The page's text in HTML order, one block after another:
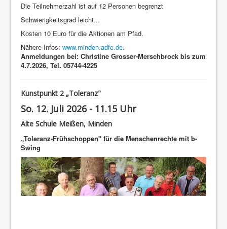
Die Teilnehmerzahl ist auf 12 Personen begrenzt
Schwierigkeitsgrad leicht...
Kosten 10 Euro für die Aktionen am Pfad.
Nähere Infos: www.minden.adfc.de.
Anmeldungen bei: Christine Grosser-Merschbrock bis zum
4.7.2026, Tel. 05744-4225
Kunstpunkt 2 „Toleranz"
So. 12. Juli 2026 - 11.15 Uhr
Alte Schule Meißen, Minden
„Toleranz-Frühschoppen" für die Menschenrechte mit b-
Swing